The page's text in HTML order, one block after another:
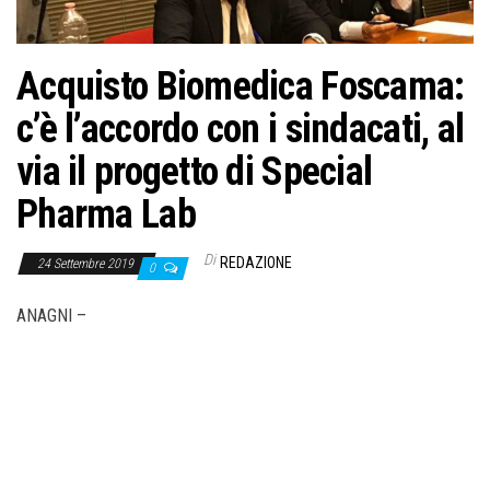
e
Acquisto Biomedica Foscama:
c’è l’accordo con i sindacati, al
via il progetto di Special
Pharma Lab
24 Settembre 2019 0 Di REDAZIONE
ANAGNI –